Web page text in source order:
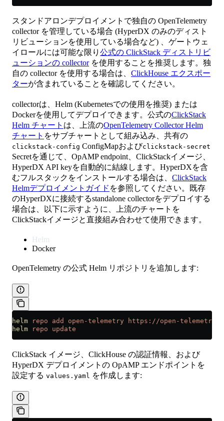
スタンドアロンデプロイメントで独自の OpenTelemetry
collector を管理している場合 (HyperDX のみのディスト
リビューションを使用している場合など) 、ゲートウェ
イロールには可能な限り 公式の ClickStack ディストリビ
ューションの collectorを使用することを推奨します。独
自の collector を使用する場合は、 ClickHouse エクスポー
ターが含まれていることを確認してください。
collectorは、Helm (Kubernetesでの使用を推奨) または
Dockerを使用してデプロイできます。公式のClickStack
Helm チャート は、上流のOpenTelemetry Collector Helm
チャート をサブチャートとして組み込み、共有の
clickstack-config ConfigMapおよびclickstack-secret
Secretを通じて、OpAMP endpoint、ClickStackイメージ、
HyperDX API keyを自動的に結線します。HyperDXを含
むフルスタックをインストールする場合は、 ClickStack
Helmデプロイメントガイド を参照してください。既存
のHyperDXに接続するstandalone collectorをデプロイする
場合は、以下に示すように、上流のチャートを
ClickStackイメージと直接組み合わせて使用できます。
Helm
Docker
OpenTelemetry の公式 Helm リポジトリを追加します:
helm repo add open-telemetry https://open-
helm repo update
ClickStack イメージ、ClickHouse の認証情報、および
HyperDX デプロイメントの OpAMP エンドポイントを
設定する values.yaml を作成します: